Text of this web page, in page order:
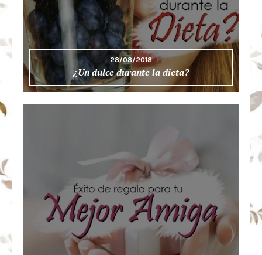
28/08/2018
¿Un dulce durante la dieta?